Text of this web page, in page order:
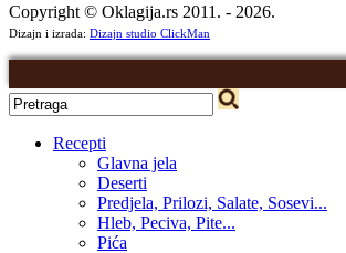
Copyright © Oklagija.rs 2011. - 2026.
Dizajn i izrada: Dizajn studio ClickMan
Recepti
Glavna jela
Deserti
Predjela, Prilozi, Salate, Sosevi...
Hleb, Peciva, Pite...
Pića